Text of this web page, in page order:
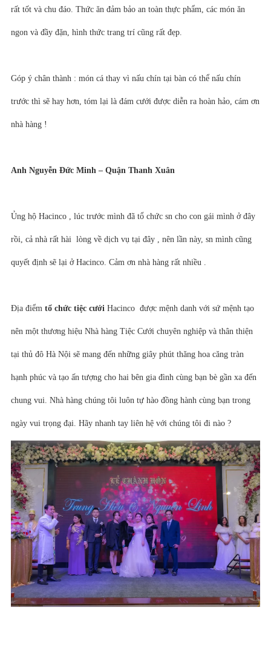
rất tốt và chu đáo. Thức ăn đảm bảo an toàn thực phẩm, các món ăn
ngon và đầy đặn, hình thức trang trí cũng rất đẹp.
Góp ý chân thành : món cá thay vì nấu chín tại bàn có thể nấu chín
trước thì sẽ hay hơn, tóm lại là đám cưới được diễn ra hoàn hảo, cám ơn
nhà hàng !
Anh Nguyễn Đức Minh – Quận Thanh Xuân
Ủng hộ Hacinco , lúc trước mình đã tổ chức sn cho con gái mình ở đây
rồi, cả nhà rất hài lòng về dịch vụ tại đây , nên lần này, sn mình cũng
quyết định sẽ lại ở Hacinco. Cảm ơn nhà hàng rất nhiều .
Địa điểm tổ chức tiệc cưới Hacinco được mệnh danh với sứ mệnh tạo
nên một thương hiệu Nhà hàng Tiệc Cưới chuyên nghiệp và thân thiện
tại thủ đô Hà Nội sẽ mang đến những giây phút thăng hoa căng tràn
hạnh phúc và tạo ấn tượng cho hai bên gia đình cùng bạn bè gần xa đến
chung vui. Nhà hàng chúng tôi luôn tự hào đồng hành cùng bạn trong
ngày vui trọng đại. Hãy nhanh tay liên hệ với chúng tôi đi nào ?